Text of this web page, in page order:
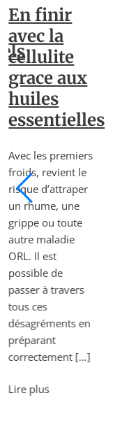
En finir
avec la
cellulite
grace aux
huiles
essentielles
Avec les premiers
froids, revient le
risque d’attraper
un rhume, une
grippe ou toute
autre maladie
ORL. Il est
possible de
passer à travers
tous ces
désagréments en
préparant
correctement […]
Lire plus